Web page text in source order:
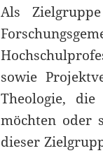
Als
sowie
Theologie,
möchten oder
dieser